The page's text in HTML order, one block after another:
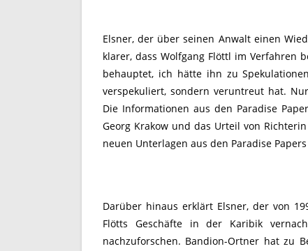
Elsner, der über seinen Anwalt einen
klarer, dass Wolfgang Flöttl im Verfahren
behauptet, ich hätte ihn zu
verspekuliert, sondern veruntreut hat.
Die Informationen aus den Paradise
Georg Krakow und das Urteil von
neuen Unterlagen aus den Paradise
Darüber hinaus erklärt Elsner, der von
Flötts Geschäfte in der Karibik
nachzuforschen. Bandion-Ortner hat zu